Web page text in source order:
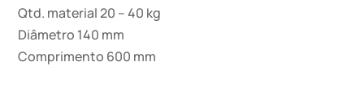
Qtd. material 20 – 40 kg
Diâmetro 140 mm
Comprimento 600 mm